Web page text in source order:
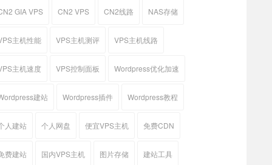
GIA VPS CN2 VPS CN2线路 NAS存储
主机性能 VPS主机测评 VPS主机线路
主机速度 VPS控制面板 Wordpress优化加速
建站 Wordpress插件 Wordpress教程
人建站 个人网盘 便宜VPS主机 免费CDN
费建站 国内VPS主机 图片存储 建站工具